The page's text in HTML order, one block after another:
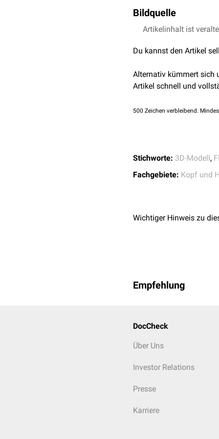
Bildquelle
Bildquelle Podcast:
Artikelinhalt ist
Du kannst den Artikel
Alternativ kümmert sich
Artikel schnell und
500 Zeichen verbleibend.
Stichworte: 3D-Modell,
Fachgebiete: Kopf und
Wichtiger Hinweis zu
Empfehlung
DocCheck
Über Uns
Investor Relations
Presse
Karriere